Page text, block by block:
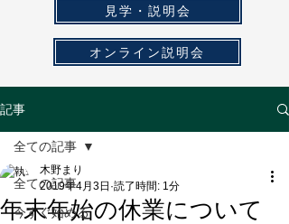
見学・説明会
オンライン説明会
記事
全ての記事
今すぐ始める
全ての記事
年末年始の休業について
木野まり
2019年4月3日 読了時間: 1分